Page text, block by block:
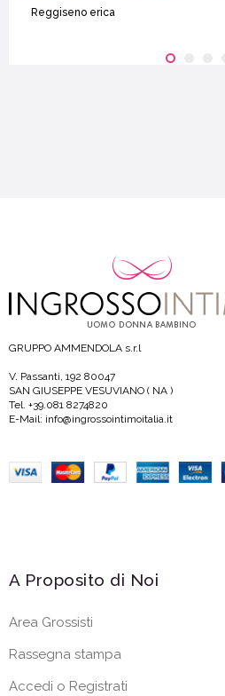
Reggiseno erica
GRUPPO AMMENDOLA s.r.l
V. Passanti, 192 80047
SAN GIUSEPPE VESUVIANO ( NA )
Tel. +39.081 8274820
E-Mail: info@ingrossointimoitalia.it
A Proposito di Noi
Area Grossisti
Rassegna stampa
Accedi o Registrati